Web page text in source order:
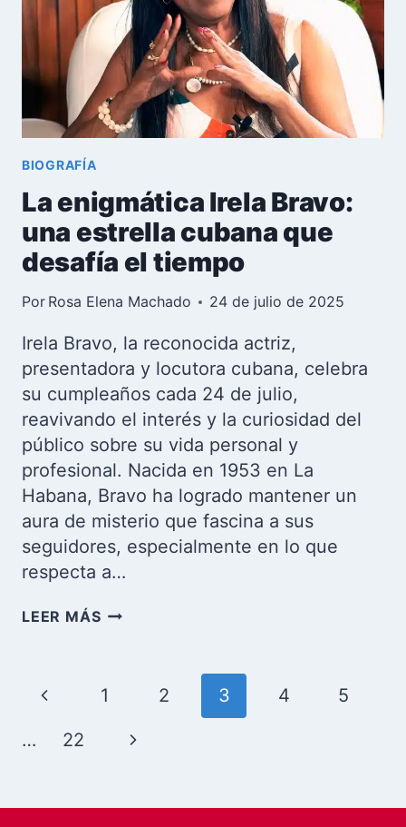
UNA
AVERÍA
DE
AGUA
BIOGRAFÍA
La enigmática Irela Bravo:
una estrella cubana que
desafía el tiempo
Por Rosa Elena Machado 24 de julio de 2025
Irela Bravo, la reconocida actriz,
presentadora y locutora cubana, celebra
su cumpleaños cada 24 de julio,
reavivando el interés y la curiosidad del
público sobre su vida personal y
profesional. Nacida en 1953 en La
Habana, Bravo ha logrado mantener un
aura de misterio que fascina a sus
seguidores, especialmente en lo que
respecta a…
LEER MÁSLA
UNA
CUBANA
Navegación
página
Página
anterior
1 2 3 4 5
… 22
Siguiente